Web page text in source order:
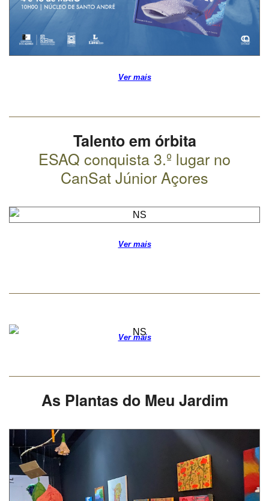
Ver mais
Talento em órbita
ESAQ conquista 3.º lugar no
CanSat Júnior Açores
Ver mais
Ver mais
As Plantas do Meu Jardim